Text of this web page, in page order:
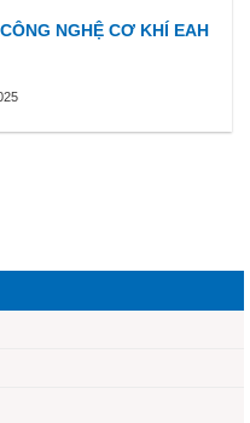
NGHỆ CƠ KHÍ EAH